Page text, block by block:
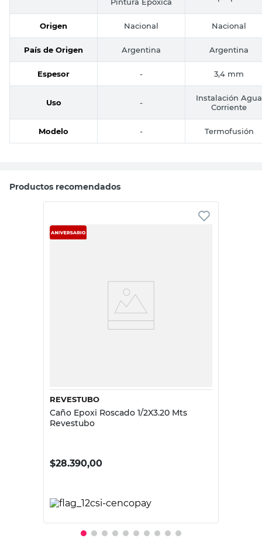
Origen Nacional Nacional
País de Origen Argentina Argentina
Espesor - 3,4 mm
Uso -
Instalación Agua
Corriente
Modelo - Termofusión
Productos recomendados
REVESTUBO
Caño Epoxi Roscado 1/2X3.20 Mts
Revestubo
$28.390,00